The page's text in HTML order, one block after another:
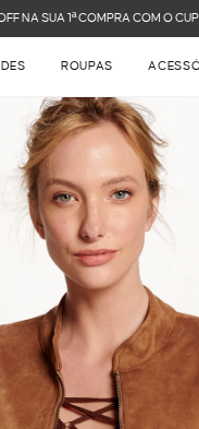
GRÁTIS NAS COMPRAS
ROUPAS